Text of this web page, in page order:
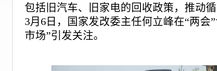
包括旧汽车、旧家电的回收政策，推动
3月6日，国家发改委主任何立峰在“两会
市场”引发关注。